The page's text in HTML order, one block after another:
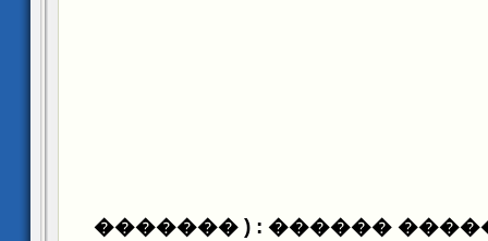
���� ����� ������